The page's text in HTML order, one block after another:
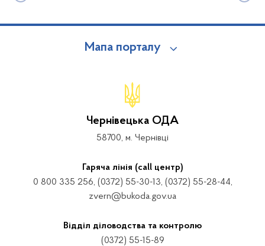
Мапа порталу
Чернівецька ОДА
58700, м. Чернівці
Гаряча лінія (call центр)
0 800 335 256, (0372) 55-30-13, (0372) 55-28-44,
zvern@bukoda.gov.ua
Відділ діловодства та контролю
(0372) 55-15-89